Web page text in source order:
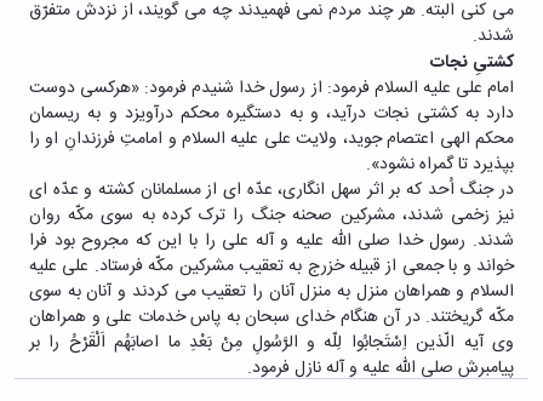
می کنی البته. هر چند مردم نمی فهمیدند چه می گویند، از نزدش متفرّق
شدند.
کشتیِ نجات
امام علی علیه السلام فرمود: از رسول خدا شنیدم فرمود: «هرکسی دوست
دارد به کشتی نجات درآید، و به دستگیره محکم درآویزد و به ریسمان
محکم الهی اعتصام جوید، ولایت علی علیه السلام و امامتِ فرزندانِ او را
بپذیرد تا گمراه نشود».
در جنگ اُحد که بر اثر سهل انگاری، عدّه ای از مسلمانان کشته و عدّه ای
نیز زخمی شدند، مشرکین صحنه جنگ را ترک کرده به سوی مکّه روان
شدند. رسول خدا صلی الله علیه و آله علی را با این که مجروح بود فرا
خواند و با جمعی از قبیله خزرج به تعقیب مشرکین مکّه فرستاد. علی علیه
السلام و همراهان منزل به منزل آنان را تعقیب می کردند و آنان به سوی
مکّه گریختند. در آن هنگام خدای سبحان به پاس خدمات علی و همراهان
وی آیه الّذین اِسْتَجابُوا لِلّه و الرَّسُولِ مِنْ بَعْدِ ما اصابَهُم اَلْقَرْحُ را بر
پیامبرش صلی الله علیه و آله نازل فرمود.